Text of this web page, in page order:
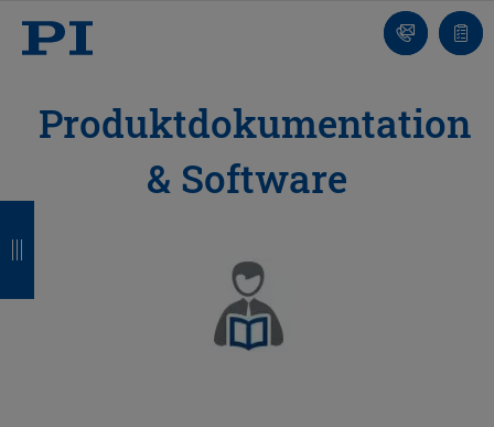
Kontakt
Produktdokumentation
& Software